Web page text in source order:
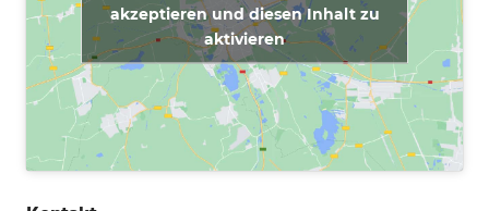
akzeptieren und diesen Inhalt zu
aktivieren